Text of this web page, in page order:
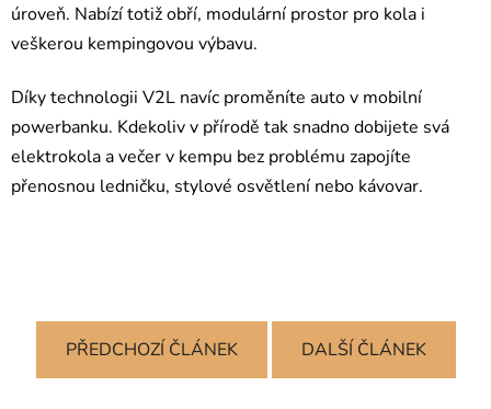
úroveň. Nabízí totiž obří, modulární prostor pro kola i
veškerou kempingovou výbavu.
Díky technologii V2L navíc proměníte auto v mobilní
powerbanku. Kdekoliv v přírodě tak snadno dobijete svá
elektrokola a večer v kempu bez problému zapojíte
přenosnou ledničku, stylové osvětlení nebo kávovar.
PŘEDCHOZÍ ČLÁNEK DALŠÍ ČLÁNEK